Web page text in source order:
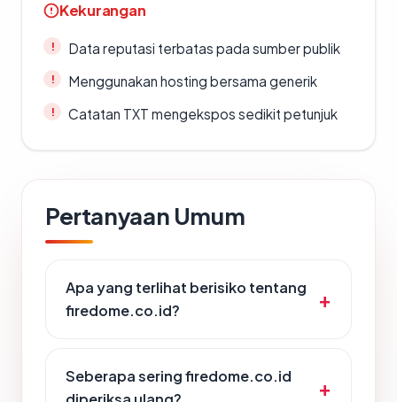
Kekurangan
Data reputasi terbatas pada sumber publik
Menggunakan hosting bersama generik
Catatan TXT mengekspos sedikit petunjuk
Pertanyaan Umum
Apa yang terlihat berisiko tentang
firedome.co.id?
Seberapa sering firedome.co.id